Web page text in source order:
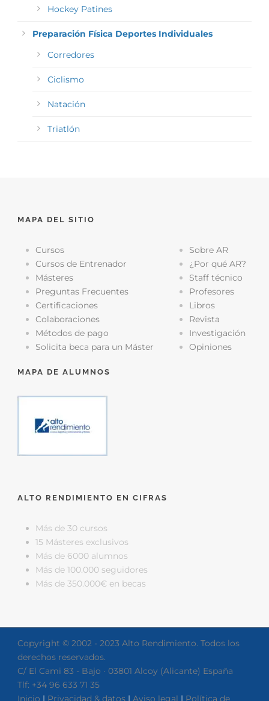
Hockey Patines
Preparación Física Deportes Individuales
Corredores
Ciclismo
Natación
Triatlón
MAPA DEL SITIO
Cursos
Cursos de Entrenador
Másteres
Preguntas Frecuentes
Certificaciones
Colaboraciones
Métodos de pago
Solicita beca para un Máster
Sobre AR
¿Por qué AR?
Staff técnico
Profesores
Libros
Revista
Investigación
Opiniones
MAPA DE ALUMNOS
ALTO RENDIMIENTO EN CIFRAS
Más de 30 cursos
15 Másteres exclusivos
Más de 6000 alumnos
Más de 100.000 seguidores
Más de 350.000€ en becas
Copyright © 2002 - 2023 Alto Rendimiento. Todos los
derechos reservados.
C/ El Cami 83 - Bajo · 03801 Alcoy (Alicante) España
Tlf: +34 96 633 71 35
Inicio | Privacidad & datos | Aviso legal | Política de